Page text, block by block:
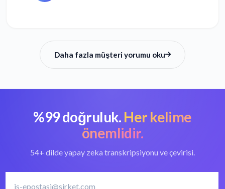
Daha fazla müşteri yorumu oku
%99 doğruluk. Her kelime
önemlidir.
54+ dilde yapay zeka transkripsiyonu ve çevirisi.